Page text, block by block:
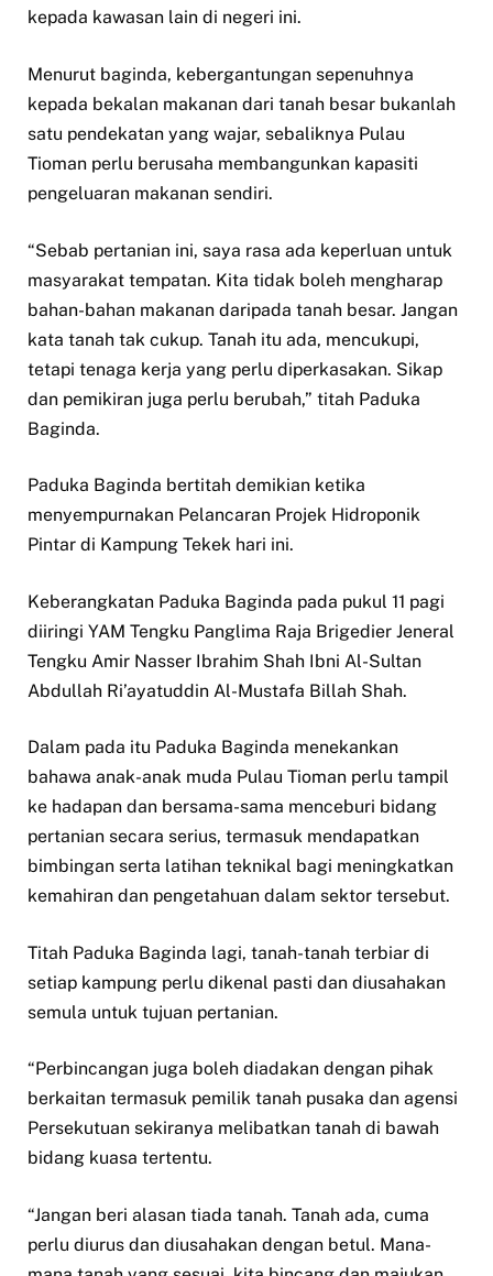
kepada kawasan lain di negeri ini.
Menurut baginda, kebergantungan sepenuhnya
kepada bekalan makanan dari tanah besar bukanlah
satu pendekatan yang wajar, sebaliknya Pulau
Tioman perlu berusaha membangunkan kapasiti
pengeluaran makanan sendiri.
“Sebab pertanian ini, saya rasa ada keperluan untuk
masyarakat tempatan. Kita tidak boleh mengharap
bahan-bahan makanan daripada tanah besar. Jangan
kata tanah tak cukup. Tanah itu ada, mencukupi,
tetapi tenaga kerja yang perlu diperkasakan. Sikap
dan pemikiran juga perlu berubah,” titah Paduka
Baginda.
Paduka Baginda bertitah demikian ketika
menyempurnakan Pelancaran Projek Hidroponik
Pintar di Kampung Tekek hari ini.
Keberangkatan Paduka Baginda pada pukul 11 pagi
diiringi YAM Tengku Panglima Raja Brigedier Jeneral
Tengku Amir Nasser Ibrahim Shah Ibni Al-Sultan
Abdullah Ri’ayatuddin Al-Mustafa Billah Shah.
Dalam pada itu Paduka Baginda menekankan
bahawa anak-anak muda Pulau Tioman perlu tampil
ke hadapan dan bersama-sama menceburi bidang
pertanian secara serius, termasuk mendapatkan
bimbingan serta latihan teknikal bagi meningkatkan
kemahiran dan pengetahuan dalam sektor tersebut.
Titah Paduka Baginda lagi, tanah-tanah terbiar di
setiap kampung perlu dikenal pasti dan diusahakan
semula untuk tujuan pertanian.
“Perbincangan juga boleh diadakan dengan pihak
berkaitan termasuk pemilik tanah pusaka dan agensi
Persekutuan sekiranya melibatkan tanah di bawah
bidang kuasa tertentu.
“Jangan beri alasan tiada tanah. Tanah ada, cuma
perlu diurus dan diusahakan dengan betul. Mana-